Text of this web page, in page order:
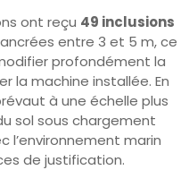
ont reçu 49 inclusions
entre 3 et 5 m, ce
profondément la
la machine installée. En
à une échelle plus
sol sous chargement
l’environnement marin
de justification.